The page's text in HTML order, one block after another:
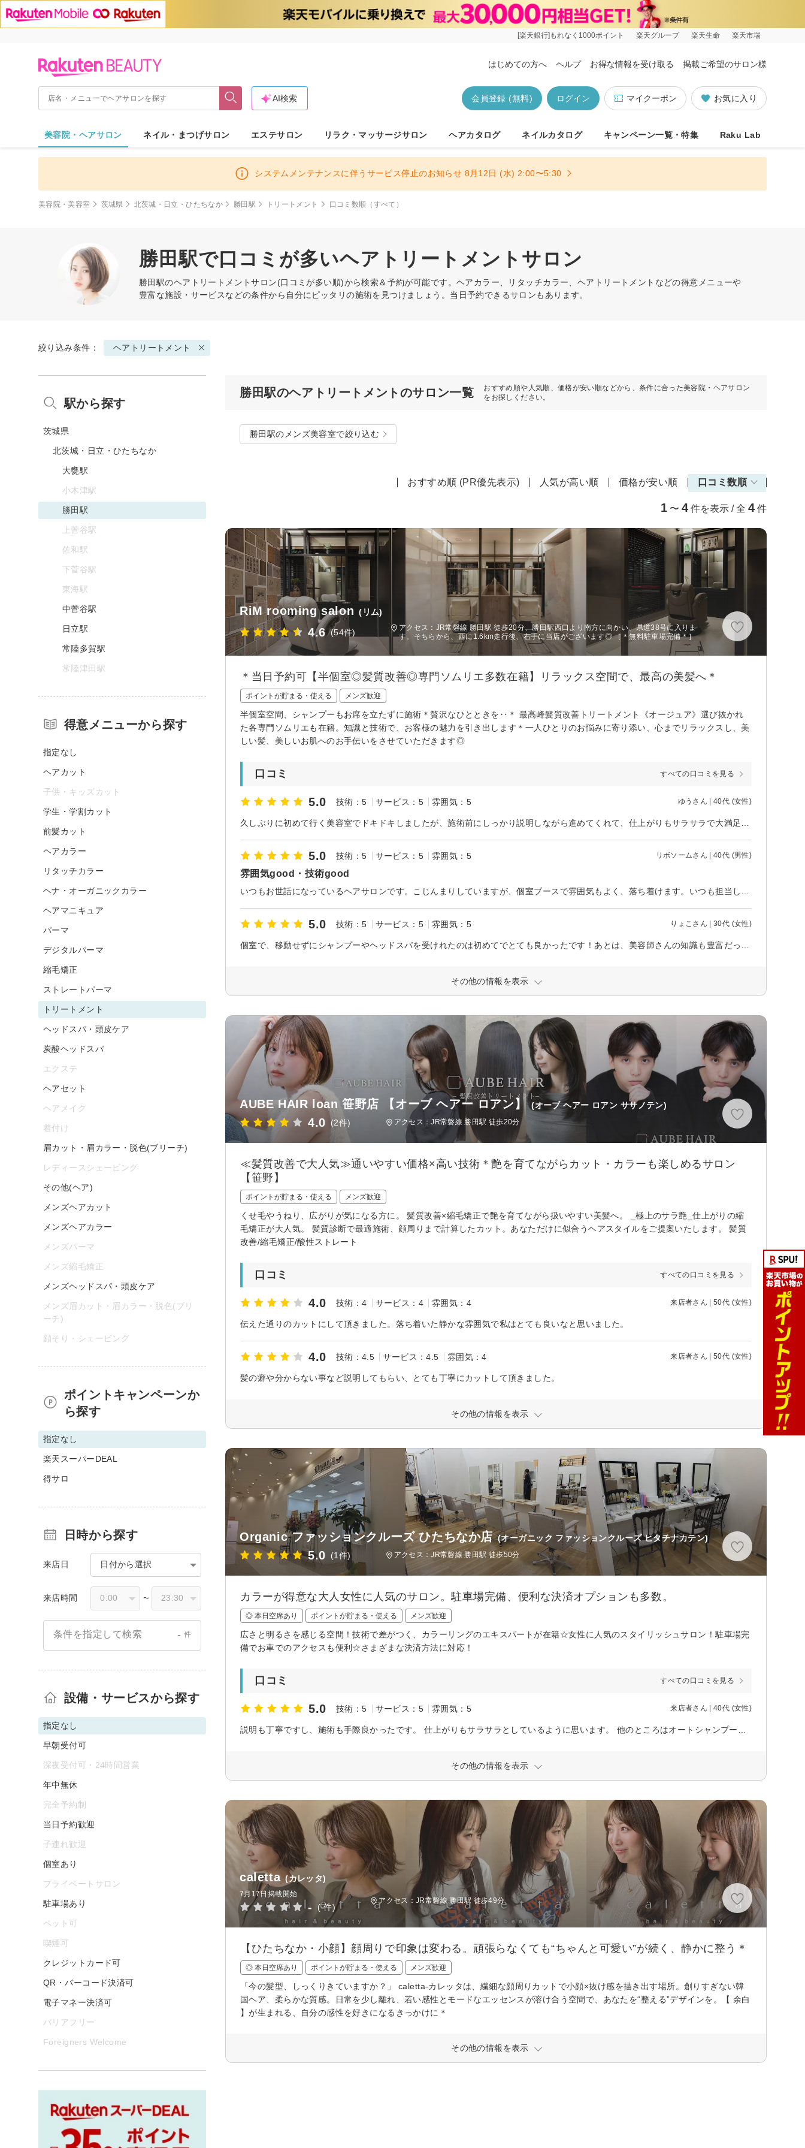
[楽天銀行]もれなく1000ポイント 楽天グループ 楽天生命 楽天市場
はじめての方へ ヘルプ お得な情報を受け取る 掲載ご希望のサロン様
お気に入り
マイクーポン
ログイン
会員登録 (無料)
AI検索
美容院・ヘアサロン ネイル・まつげサロン エステサロン リラク・マッサージサロン ヘアカタログ ネイルカタログ キャンペーン一覧・特集 Raku Lab
システムメンテナンスに伴うサービス停止のお知らせ 8月12日 (水) 2:00〜5:30
美容院・美容室 茨城県 北茨城・日立・ひたちなか 勝田駅 トリートメント 口コミ数順（すべて）
勝田駅で口コミが多いヘアトリートメントサロン
勝田駅のヘアトリートメントサロン(口コミが多い順)から検索＆予約が可能です。ヘアカラー、リタッチカラー、ヘアトリートメントなどの得意メニューや
豊富な施設・サービスなどの条件から自分にピッタリの施術を見つけましょう。当日予約できるサロンもあります。
絞り込み条件： ヘアトリートメント
勝田駅のヘアトリートメントのサロン一覧
おすすめ順や人気順、価格が安い順などから、条件に合った美容院・ヘアサロン
をお探しください。
勝田駅のメンズ美容室で絞り込む
おすすめ順 (PR優先表示) 人気が高い順 価格が安い順 口コミ数順
1 〜 4 件を表示 / 全 4 件
RiM rooming salon (リム)
4.6 (54件)
アクセス：JR常磐線 勝田駅 徒歩20分、勝田駅西口より南方に向かい、県道38号に入りま
す。そちらから、西に1.6km走行後、右手に当店がございます◎ ［＊無料駐車場完備＊］
＊当日予約可【半個室◎髪質改善◎専門ソムリエ多数在籍】リラックス空間で、最高の美髪へ＊
ポイントが貯まる・使える メンズ歓迎
半個室空間、シャンプーもお席を立たずに施術＊贅沢なひとときを‥＊ 最高峰髪質改善トリートメント《オージュア》選び抜かれ
た各専門ソムリエも在籍。知識と技術で、お客様の魅力を引き出します＊一人ひとりのお悩みに寄り添い、心までリラックスし、美
しい髪、美しいお肌へのお手伝いをさせていただきます◎
口コミ すべての口コミを見る
5.0 技術：5 サービス：5 雰囲気：5 ゆうさん | 40代 (女性)
5.0 技術：5 サービス：5 雰囲気：5 リボソームさん | 40代 (男性)
雰囲気good・技術good
5.0 技術：5 サービス：5 雰囲気：5 りょこさん | 30代 (女性)
その他の情報を表示
AUBE HAIR loan 笹野店 【オーブ ヘアー ロアン】 (オーブ ヘアー ロアン ササノテン)
4.0 (2件) アクセス：JR常磐線 勝田駅 徒歩20分
≪髪質改善で大人気≫通いやすい価格×高い技術＊艶を育てながらカット・カラーも楽しめるサロン
【笹野】
ポイントが貯まる・使える メンズ歓迎
くせ毛やうねり、広がりが気になる方に。 髪質改善×縮毛矯正で艶を育てながら扱いやすい美髪へ。 _極上のサラ艶_仕上がりの縮
毛矯正が大人気。 髪質診断で最適施術、顔周りまで計算したカット。あなただけに似合うヘアスタイルをご提案いたします。 髪質
改善/縮毛矯正/酸性ストレート
口コミ すべての口コミを見る
4.0 技術：4 サービス：4 雰囲気：4 来店者さん | 50代 (女性)
伝えた通りのカットにして頂きました。落ち着いた静かな雰囲気で私はとても良いなと思いました。
4.0 技術：4.5 サービス：4.5 雰囲気：4 来店者さん | 50代 (女性)
髪の癖や分からない事など説明してもらい、とても丁寧にカットして頂きました。
その他の情報を表示
Organic ファッションクルーズ ひたちなか店 (オーガニック ファッションクルーズ ヒタチナカテン)
5.0 (1件) アクセス：JR常磐線 勝田駅 徒歩50分
カラーが得意な大人女性に人気のサロン。駐車場完備、便利な決済オプションも多数。
◎ 本日空席あり ポイントが貯まる・使える メンズ歓迎
広さと明るさを感じる空間！技術で差がつく、カラーリングのエキスパートが在籍☆女性に人気のスタイリッシュサロン！駐車場完
備でお車でのアクセスも便利☆さまざまな決済方法に対応！
口コミ すべての口コミを見る
5.0 技術：5 サービス：5 雰囲気：5 来店者さん | 40代 (女性)
その他の情報を表示
caletta (カレッタ)
7月17日掲載開始
- (-件)
アクセス：JR常磐線 勝田駅 徒歩49分
【ひたちなか・小顔】顔周りで印象は変わる。頑張らなくても“ちゃんと可愛い”が続く、静かに整う＊
◎ 本日空席あり ポイントが貯まる・使える メンズ歓迎
「今の髪型、しっくりきていますか？」 caletta‐カレッタは、繊細な顔周りカットで小顔×抜け感を描き出す場所。創りすぎない韓
国ヘア、柔らかな質感。日常を少し離れ、若い感性とモードなエッセンスが溶け合う空間で、あなたを“整える”デザインを。【 余白
】が生まれる、自分の感性を好きになるきっかけに＊
その他の情報を表示
駅から探す
茨城県
北茨城・日立・ひたちなか
大甕駅
小木津駅
勝田駅
上菅谷駅
佐和駅
下菅谷駅
東海駅
中菅谷駅
日立駅
常陸多賀駅
常陸津田駅
得意メニューから探す
指定なし
ヘアカット
子供・キッズカット
学生・学割カット
前髪カット
ヘアカラー
リタッチカラー
ヘナ・オーガニックカラー
ヘアマニキュア
パーマ
デジタルパーマ
縮毛矯正
ストレートパーマ
トリートメント
ヘッドスパ・頭皮ケア
炭酸ヘッドスパ
エクステ
ヘアセット
ヘアメイク
着付け
眉カット・眉カラー・脱色(ブリーチ)
レディースシェービング
その他(ヘア)
メンズヘアカット
メンズヘアカラー
メンズパーマ
メンズ縮毛矯正
メンズヘッドスパ・頭皮ケア
メンズ眉カット・眉カラー・脱色(ブリ
ーチ)
顔そり・シェービング
ポイントキャンペーンか
ら探す
指定なし
楽天スーパーDEAL
得サロ
日時から探す
来店日 日付から選択
来店時間 〜
条件を指定して検索 - 件
設備・サービスから探す
指定なし
早朝受付可
深夜受付可・24時間営業
年中無休
完全予約制
当日予約歓迎
子連れ歓迎
個室あり
プライベートサロン
駐車場あり
ペット可
喫煙可
クレジットカード可
QR・バーコード決済可
電子マネー決済可
バリアフリー
Foreigners Welcome